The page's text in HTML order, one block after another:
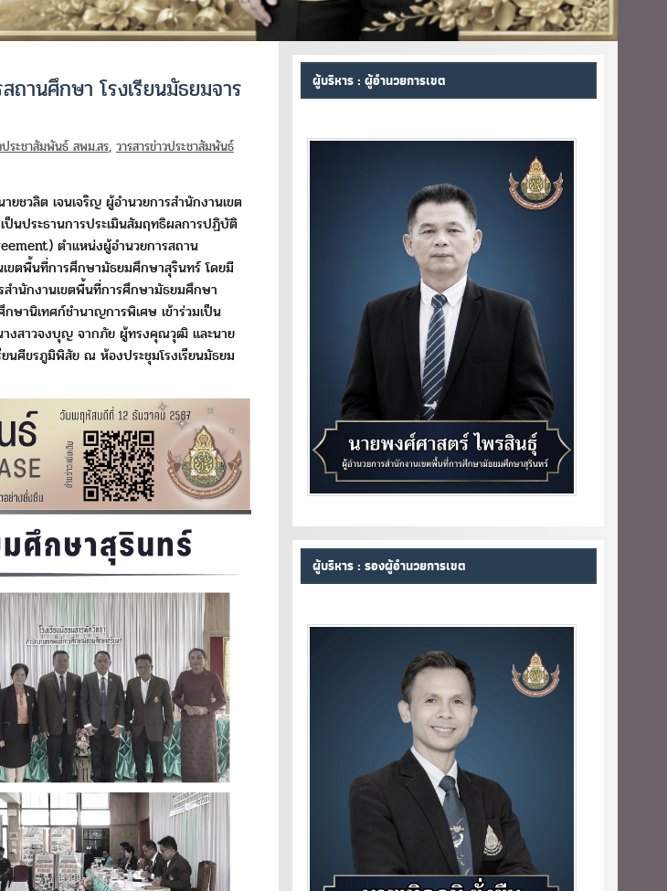
านศึกษา โรงเรียนมัธยมจาร
ประชาสัมพันธ์ สพม.สร, วารสารข่าวประชาสัมพันธ์
ยชวลิต เจนเจริญ ผู้อำนวยการสำนักงานเขต
เป็นประธานการประเมินสัมฤทธิผลการปฏิบัติ
ตำแหน่งผู้อำนวยการสถาน
เขตพื้นที่การศึกษามัธยมศึกษาสุรินทร์โดยมี
สำนักงานเขตพื้นที่การศึกษามัธยมศึกษา
กษานิเทศก์ชำนาญการพิเศษ เข้าร่วมเป็น
งสาวจงบุญ จากภัย ผู้ทรงคุณวุฒิ และนาย
นศีขรภูมิพิสัย ณ ห้องประชุมโรงเรียนมัธยม
ผู้บริหาร : ผู้อำนวยการเขต
ผู้บริหาร : รองผู้อำนวยการเขต